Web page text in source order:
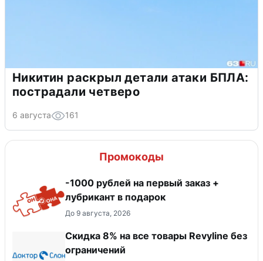
Никитин раскрыл детали атаки БПЛА:
пострадали четверо
6 августа 161
Промокоды
-1000 рублей на первый заказ +
лубрикант в подарок
До 9 августа, 2026
​Скидка 8% на все товары Revyline без
ограничений